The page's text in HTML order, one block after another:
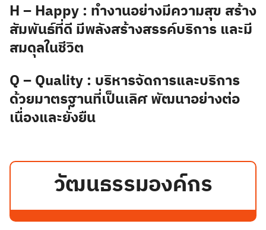
H – Happy : ทำงานอย่างมีความสุข สร้าง
สัมพันธ์ที่ดี มีพลังสร้างสรรค์บริการ และมี
สมดุลในชีวิต
Q – Quality : บริหารจัดการและบริการ
ด้วยมาตรฐานที่เป็นเลิศ พัฒนาอย่างต่อ
เนื่องและยั่งยืน
วัฒนธรรมองค์กร